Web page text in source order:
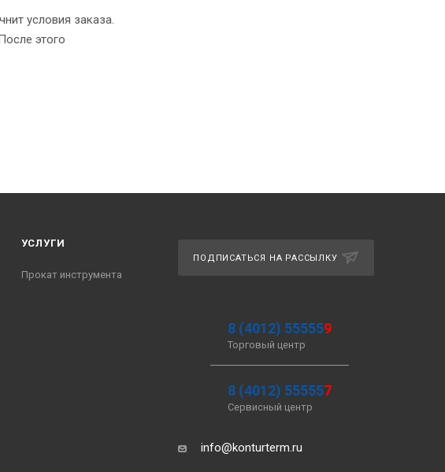
условия заказа.
этого
УСЛУГИ
Прокат инструмента
ПОДПИСАТЬСЯ НА РАССЫЛКУ
8 (4012) 555559
Торговый центр
8 (4012) 555557
Сервисный центр
info@konturterm.ru